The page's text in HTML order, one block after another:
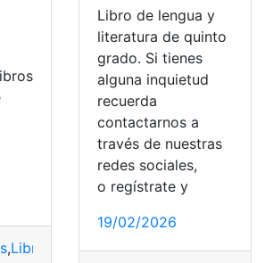
,Libros del ministerio de educación,
Libro de lengua y
literatura de quinto
grado. Si tienes
alguna inquietud
recuerda
contactarnos a
través de nuestras
redes sociales,
o regístrate y
19/02/2026